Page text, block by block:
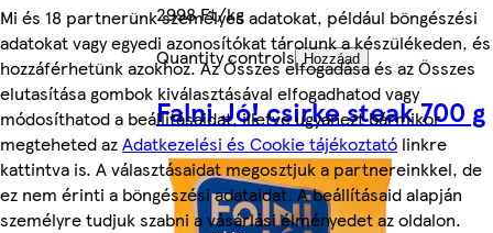
Mi és 18 partnerünk személyes adatokat, például böngészési
adatokat vagy egyedi azonosítókat tárolunk a készülékeden, és
hozzáférhetünk azokhoz. Az Összes elfogadása és az Összes
elutasítása gombok kiválasztásával elfogadhatod vagy
módosíthatod a beállításaidat, illetve ugyanezt bármikor
megteheted azAdatkezelési és Cookie tájékoztató linkre
kattintva is. A választásaidat megosztjuk a partnereinkkel, de
ez nem érinti a böngészési adataidat. A beállításaid alapján
személyre tudjuk szabni a vásárlási élményedet az oldalon.
2998 Ft/kg
Quantity controls Hozzáad
Falni Jó! csirke steak 700 g